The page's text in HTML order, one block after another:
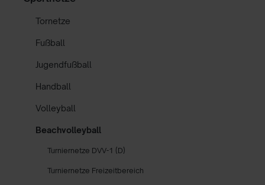
Tornetze
Fußball
Jugendfußball
Handball
Volleyball
Beachvolleyball
Turniernetze DVV-1 (D)
Turniernetze Freizeitbereich